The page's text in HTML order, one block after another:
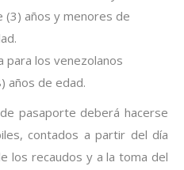
(3) años y menores de
para los venezolanos
años de edad.
pasaporte deberá hacerse
contados a partir del día
los recaudos y a la toma del